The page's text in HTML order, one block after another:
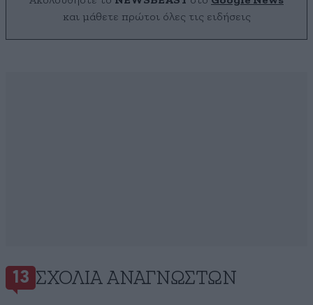
και μάθετε πρώτοι όλες τις ειδήσεις
13 ΣΧΌΛΙΑ ΑΝΑΓΝΩΣΤΏΝ